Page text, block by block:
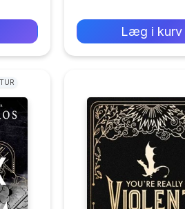
Læg i kurv